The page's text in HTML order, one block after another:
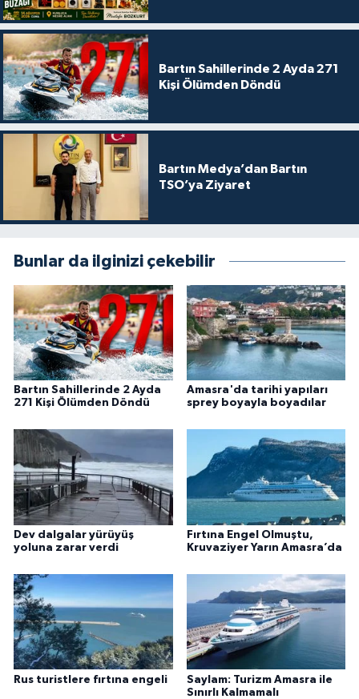
Bartın Sahillerinde 2 Ayda 271
Kişi Ölümden Döndü
Bartın Medya’dan Bartın
TSO’ya Ziyaret
Bunlar da ilginizi çekebilir
Bartın Sahillerinde 2 Ayda
271 Kişi Ölümden Döndü
Amasra'da tarihi yapıları
sprey boyayla boyadılar
Dev dalgalar yürüyüş
yoluna zarar verdi
Fırtına Engel Olmuştu,
Kruvaziyer Yarın Amasra’da
Rus turistlere fırtına engeli
Saylam: Turizm Amasra ile
Sınırlı Kalmamalı